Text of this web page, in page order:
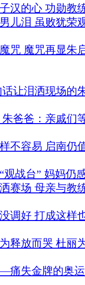
汉的心 功勋教
儿泪 虽败犹荣
咒 魔咒再显朱
让泪洒现场的
爸爸：亲戚们
不容易 启南仍
观战台” 妈妈仍
赛场 母亲与教
调好 打成这样
释放而哭 杜丽
痛失金牌的奥